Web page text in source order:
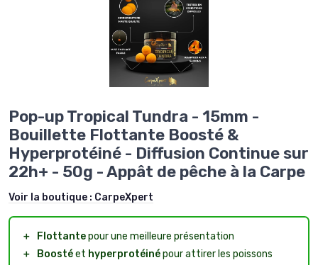
Pop-up Tropical Tundra - 15mm -
Bouillette Flottante Boosté &
Hyperprotéiné - Diffusion Continue sur
22h+ - 50g - Appât de pêche à la Carpe
Voir la boutique : CarpeXpert
＋ Flottantepour une meilleure présentation
＋
Boostéet hyperprotéinépour attirer les poissons